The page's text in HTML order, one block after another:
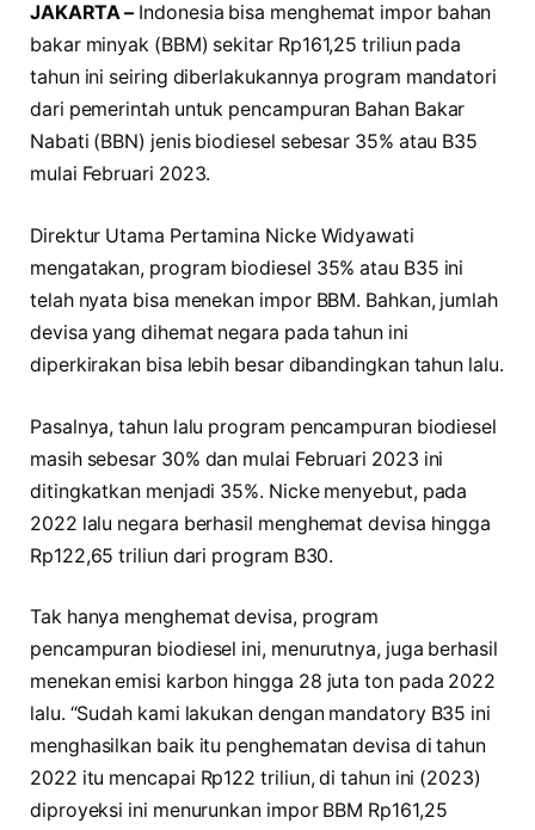
JAKARTA – Indonesia bisa menghemat impor bahan
bakar minyak (BBM) sekitar Rp161,25 triliun pada
tahun ini seiring diberlakukannya program mandatori
dari pemerintah untuk pencampuran Bahan Bakar
Nabati (BBN) jenis biodiesel sebesar 35% atau B35
mulai Februari 2023.
Direktur Utama Pertamina Nicke Widyawati
mengatakan, program biodiesel 35% atau B35 ini
telah nyata bisa menekan impor BBM. Bahkan, jumlah
devisa yang dihemat negara pada tahun ini
diperkirakan bisa lebih besar dibandingkan tahun lalu.
Pasalnya, tahun lalu program pencampuran biodiesel
masih sebesar 30% dan mulai Februari 2023 ini
ditingkatkan menjadi 35%. Nicke menyebut, pada
2022 lalu negara berhasil menghemat devisa hingga
Rp122,65 triliun dari program B30.
Tak hanya menghemat devisa, program
pencampuran biodiesel ini, menurutnya, juga berhasil
menekan emisi karbon hingga 28 juta ton pada 2022
lalu. “Sudah kami lakukan dengan mandatory B35 ini
menghasilkan baik itu penghematan devisa di tahun
2022 itu mencapai Rp122 triliun, di tahun ini (2023)
diproyeksi ini menurunkan impor BBM Rp161,25